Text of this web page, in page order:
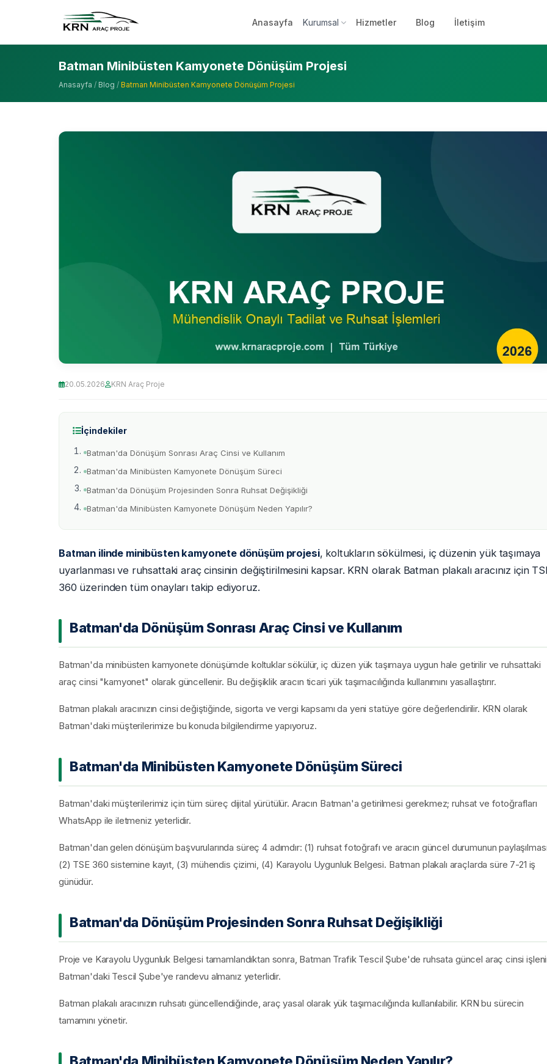
Anasayfa Kurumsal Hizmetler Blog İletişim
Batman Minibüsten Kamyonete Dönüşüm Projesi
Anasayfa / Blog / Batman Minibüsten Kamyonete Dönüşüm Projesi
20.05.2026 KRN Araç Proje
İçindekiler
Batman'da Dönüşüm Sonrası Araç Cinsi ve Kullanım
Batman'da Minibüsten Kamyonete Dönüşüm Süreci
Batman'da Dönüşüm Projesinden Sonra Ruhsat Değişikliği
Batman'da Minibüsten Kamyonete Dönüşüm Neden Yapılır?
Batman ilinde minibüsten kamyonete dönüşüm projesi, koltukların sökülmesi, iç düzenin yük taşımaya
uyarlanması ve ruhsattaki araç cinsinin değiştirilmesini kapsar. KRN olarak Batman plakalı aracınız için
360 üzerinden tüm onayları takip ediyoruz.
Batman'da Dönüşüm Sonrası Araç Cinsi ve Kullanım
Batman'da minibüsten kamyonete dönüşümde koltuklar sökülür, iç düzen yük taşımaya uygun hale getirilir ve ruhsattaki
araç cinsi "kamyonet" olarak güncellenir. Bu değişiklik aracın ticari yük taşımacılığında kullanımını yasallaştırır.
Batman plakalı aracınızın cinsi değiştiğinde, sigorta ve vergi kapsamı da yeni statüye göre değerlendirilir. KRN olarak
Batman'daki müşterilerimize bu konuda bilgilendirme yapıyoruz.
Batman'da Minibüsten Kamyonete Dönüşüm Süreci
Batman'daki müşterilerimiz için tüm süreç dijital yürütülür. Aracın Batman'a getirilmesi gerekmez; ruhsat ve fotoğrafları
WhatsApp ile iletmeniz yeterlidir.
Batman'dan gelen dönüşüm başvurularında süreç 4 adımdır: (1) ruhsat fotoğrafı ve aracın güncel durumunun
(2) TSE 360 sistemine kayıt, (3) mühendis çizimi, (4) Karayolu Uygunluk Belgesi. Batman plakalı araçlarda süre 7-21 iş
günüdür.
Batman'da Dönüşüm Projesinden Sonra Ruhsat Değişikliği
Proje ve Karayolu Uygunluk Belgesi tamamlandıktan sonra, Batman Trafik Tescil Şube'de ruhsata güncel araç cinsi
Batman'daki Tescil Şube'ye randevu almanız yeterlidir.
Batman plakalı aracınızın ruhsatı güncellendiğinde, araç yasal olarak yük taşımacılığında kullanılabilir. KRN bu sürecin
tamamını yönetir.